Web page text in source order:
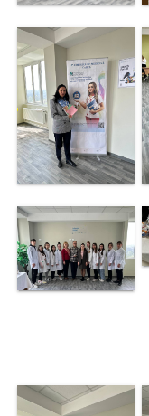
Juridic
Elevi
Cercurilor
Științifice
Activități
EduLIFE
Elevilor